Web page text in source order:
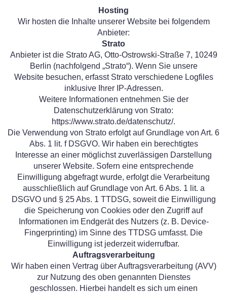
Hosting
Wir hosten die Inhalte unserer Website bei folgendem
Anbieter:
Strato
Anbieter ist die Strato AG, Otto-Ostrowski-Straße 7, 10249
Berlin (nachfolgend „Strato“). Wenn Sie unsere
Website besuchen, erfasst Strato verschiedene Logfiles
inklusive Ihrer IP-Adressen.
Weitere Informationen entnehmen Sie der
Datenschutzerklärung von Strato:
https://www.strato.de/datenschutz/.
Die Verwendung von Strato erfolgt auf Grundlage von Art. 6
Abs. 1 lit. f DSGVO. Wir haben ein berechtigtes
Interesse an einer möglichst zuverlässigen Darstellung
unserer Website. Sofern eine entsprechende
Einwilligung abgefragt wurde, erfolgt die Verarbeitung
ausschließlich auf Grundlage von Art. 6 Abs. 1 lit. a
DSGVO und § 25 Abs. 1 TTDSG, soweit die Einwilligung
die Speicherung von Cookies oder den Zugriff auf
Informationen im Endgerät des Nutzers (z. B. Device-
Fingerprinting) im Sinne des TTDSG umfasst. Die
Einwilligung ist jederzeit widerrufbar.
Auftragsverarbeitung
Wir haben einen Vertrag über Auftragsverarbeitung (AVV)
zur Nutzung des oben genannten Dienstes
geschlossen. Hierbei handelt es sich um einen